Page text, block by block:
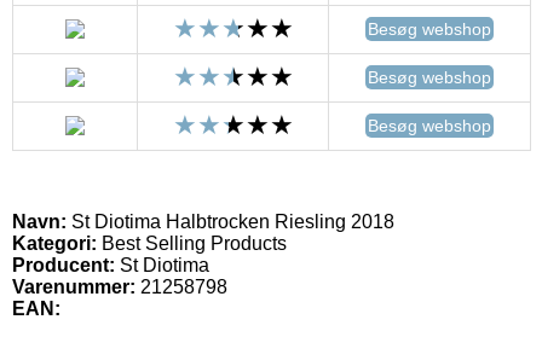
Besøg webshop
Besøg webshop
Besøg webshop
Navn: St Diotima Halbtrocken Riesling 2018
Kategori: Best Selling Products
Producent: St Diotima
Varenummer: 21258798
EAN: